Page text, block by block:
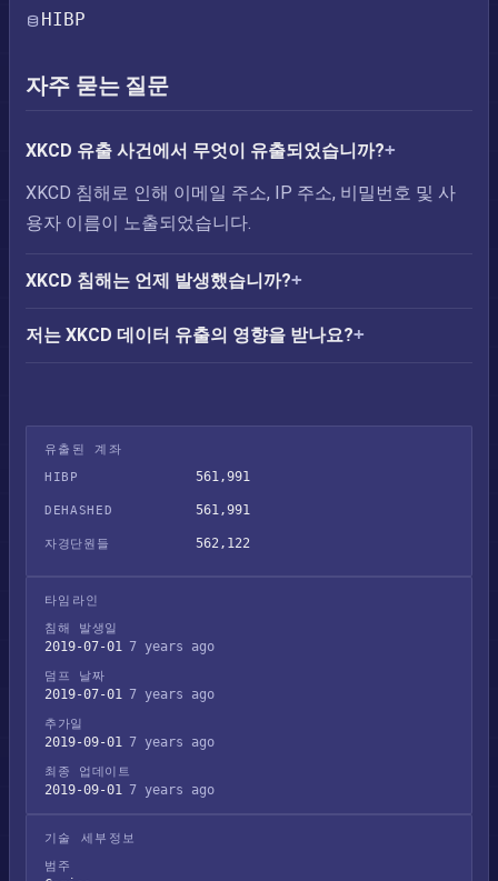
HIBP
자주 묻는 질문
XKCD 유출 사건에서 무엇이 유출되었습니까?
XKCD 침해로 인해 이메일 주소, IP 주소, 비밀번호 및 사
용자 이름이 노출되었습니다.
XKCD 침해는 언제 발생했습니까?
저는 XKCD 데이터 유출의 영향을 받나요?
유출된 계좌
HIBP
561,991
DEHASHED 561,991
자경단원들 562,122
타임라인
침해 발생일
2019-07-01 7 years ago
덤프 날짜
2019-07-01 7 years ago
추가일
2019-09-01 7 years ago
최종 업데이트
2019-09-01 7 years ago
기술 세부정보
범주